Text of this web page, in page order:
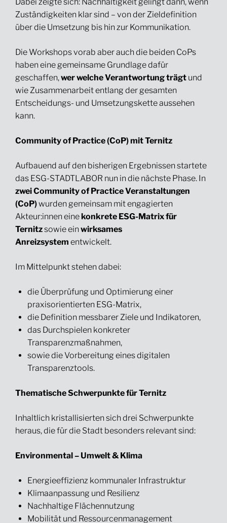
Zuständigkeiten klar sind – von der Zieldefinition
über die Umsetzung bis hin zur Kommunikation.
Die Workshops vorab aber auch die beiden CoPs
haben eine gemeinsame Grundlage dafür
geschaffen,wer welche Verantwortung trägt und
wie Zusammenarbeit entlang der gesamten
Entscheidungs- und Umsetzungskette aussehen
kann.
Community of Practice (CoP) mit Ternitz
Aufbauend auf den bisherigen Ergebnissen startete
das ESG-STADTLABOR nun in die nächste Phase. In
zwei Community of Practice Veranstaltungen
(CoP)wurden gemeinsam mit engagierten
Akteur:innen einekonkrete ESG-Matrix für
Ternitzsowie ein wirksames
Anreizsystem entwickelt.
Im Mittelpunkt stehen dabei:
die Überprüfung und Optimierung einer
praxisorientierten ESG-Matrix,
die Definition messbarer Ziele und Indikatoren,
das Durchspielen konkreter
Transparenzmaßnahmen,
sowie die Vorbereitung eines digitalen
Transparenztools.
Thematische Schwerpunkte für Ternitz
Inhaltlich kristallisierten sich drei Schwerpunkte
heraus, die für die Stadt besonders relevant sind:
Environmental – Umwelt & Klima
Energieeffizienz kommunaler Infrastruktur
Klimaanpassung und Resilienz
Nachhaltige Flächennutzung
Mobilität und Ressourcenmanagement